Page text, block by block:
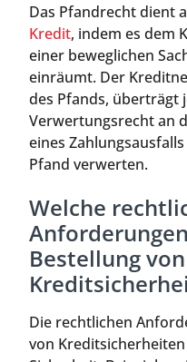
Das Pfandrecht dient
Kredit, indem es dem
einer beweglichen
einräumt. Der
des Pfands, überträgt
Verwertungsrecht an
eines
Pfand verwerten.
Welche
Bestellung von
Die rechtlichen
von